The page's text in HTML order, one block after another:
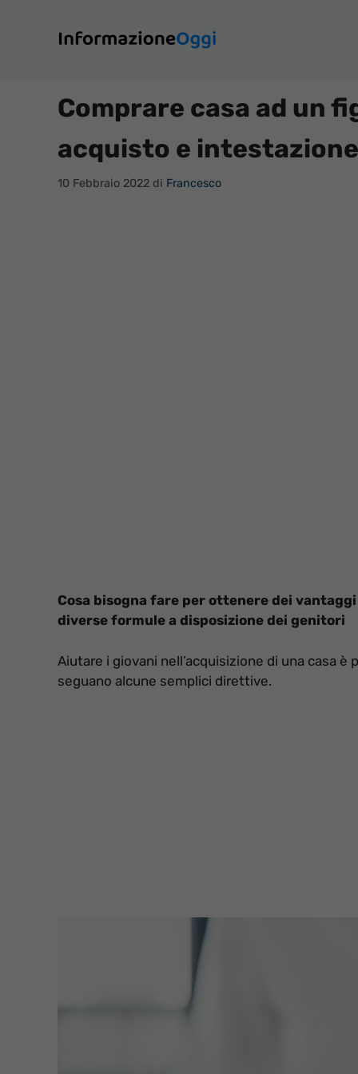
contenuto
Comprare casa ad un
acquisto e intestazione
10 Febbraio 2022 di Francesco
Cosa bisogna fare per ottenere dei
diverse formule a disposizione dei genitori
Aiutare i giovani nell’acquisizione di una casa
seguano alcune semplici direttive.